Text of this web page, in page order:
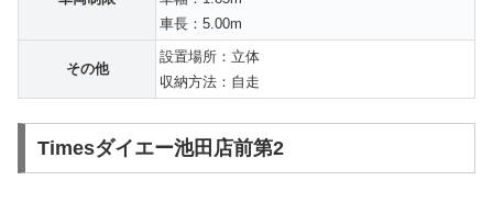
車長：5.00m
その他
設置場所：立体
収納方法：自走
Timesダイエー池田店前第2